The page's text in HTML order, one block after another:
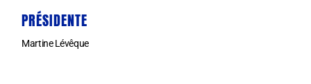
PRÉSIDENTE
Martine Lévêque